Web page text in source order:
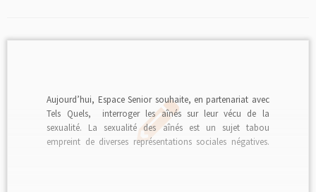
Aujourd’hui, Espace Senior souhaite, en partenariat avec
Tels Quels, interroger les aînés sur leur vécu de la
sexualité. La sexualité des aînés est un sujet tabou
empreint de diverses représentations sociales négatives.